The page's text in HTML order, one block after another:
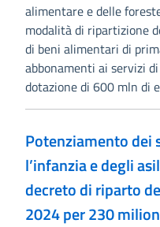
alimentare e delle
modalità di ripartizione
di beni alimentari di
abbonamenti ai servizi
dotazione di 600 mln di
Potenziamento dei
l’infanzia e degli
decreto di riparto
2024 per 230